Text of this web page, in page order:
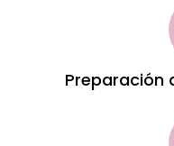
Preparación